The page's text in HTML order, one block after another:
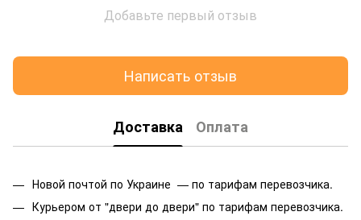
Добавьте первый отзыв
Написать отзыв
Доставка Оплата
Новой почтой по Украине — по тарифам перевозчика.
Курьером от "двери до двери" по тарифам перевозчика.